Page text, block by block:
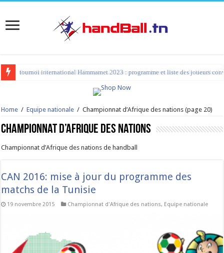
tournoi international Hammamet 2023 : programme et liste des joueurs
Home / Equipe nationale / Championnat d’Afrique des nations (page 20)
Championnat d’Afrique des nations
Championnat d’Afrique des nations de handball
CAN 2016: mise à jour du programme des
matchs de la Tunisie
19 novembre 2015 Championnat d'Afrique des nations, Equipe nationale